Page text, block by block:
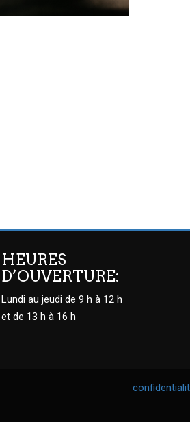
HEURES
D’OUVERTURE:
Lundi au jeudi de 9 h à 12 h
et de 13 h à 16 h